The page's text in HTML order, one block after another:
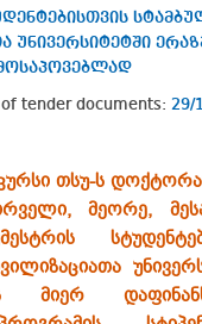
უნივერსიტეტში
tender documents: 29/
თსუ-ს
მეორე,
მიერ